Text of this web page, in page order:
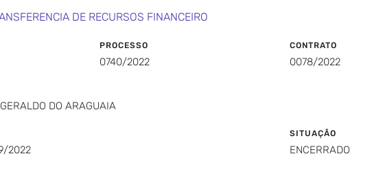
DE RECURSOS FINANCEIRO
PROCESSO
0740/2022
CONTRATO
0078/2022
DO ARAGUAIA
2022
SITUAÇÃO
ENCERRADO